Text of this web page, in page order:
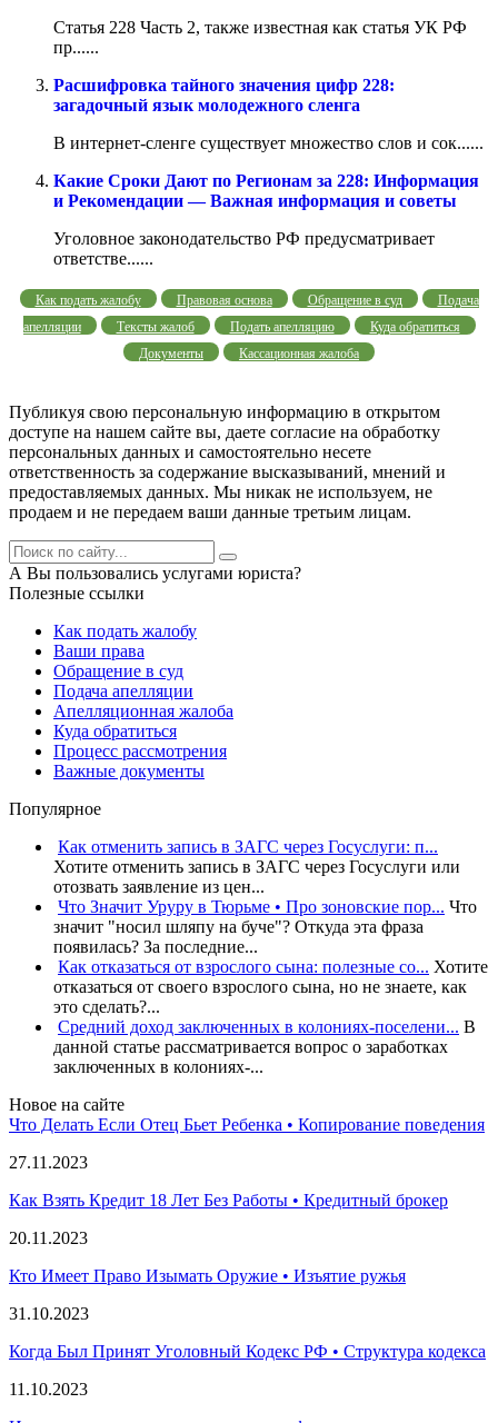
Статья 228 Часть 2, также известная как статья УК РФ
пр......
Расшифровка тайного значения цифр 228:
загадочный язык молодежного сленга
В интернет-сленге существует множество слов и сок......
Какие Сроки Дают по Регионам за 228: Информация
и Рекомендации — Важная информация и советы
Уголовное законодательство РФ предусматривает
ответстве......
Как подать жалобу Правовая основа Обращение в суд
Подача
апелляции
Тексты жалоб Подать апелляцию
Куда обратиться
Документы
Кассационная жалоба
Публикуя свою персональную информацию в открытом
доступе на нашем сайте вы, даете согласие на обработку
персональных данных и самостоятельно несете
ответственность за содержание высказываний, мнений и
предоставляемых данных. Мы никак не используем, не
продаем и не передаем ваши данные третьим лицам.
А Вы пользовались услугами юриста?
Полезные ссылки
Как подать жалобу
Ваши права
Обращение в суд
Подача апелляции
Апелляционная жалоба
Куда обратиться
Процесс рассмотрения
Важные документы
Популярное
Как отменить запись в ЗАГС через Госуслуги: п...
Хотите отменить запись в ЗАГС через Госуслуги или
отозвать заявление из цен...
Что Значит Уруру в Тюрьме • Про зоновские пор... Что
значит "носил шляпу на буче"? Откуда эта фраза
появилась? За последние...
Как отказаться от взрослого сына: полезные со... Хотите
отказаться от своего взрослого сына, но не знаете, как
это сделать?...
Средний доход заключенных в колониях-поселени... В
данной статье рассматривается вопрос о заработках
заключенных в колониях-...
Новое на сайте
Что Делать Если Отец Бьет Ребенка • Копирование поведения
27.11.2023
Как Взять Кредит 18 Лет Без Работы • Кредитный брокер
20.11.2023
Кто Имеет Право Изымать Оружие • Изъятие ружья
31.10.2023
Когда Был Принят Уголовный Кодекс РФ • Структура кодекса
11.10.2023